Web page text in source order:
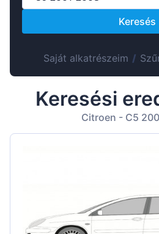
Keresés
Saját alkatrészeim /
Keresési
Citroen - C5